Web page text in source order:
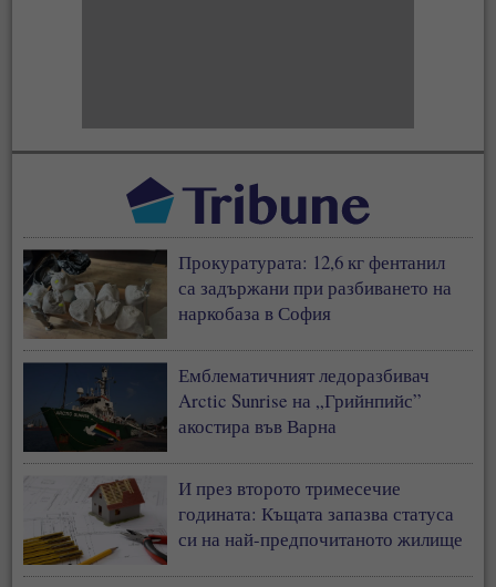
Прокуратурата: 12,6 кг фентанил
са задържани при разбиването на
наркобаза в София
Емблематичният ледоразбивач
Arctic Sunrise на „Грийнпийс”
акостира във Варна
И през второто тримесечие
годината: Къщата запазва статуса
си на най-предпочитаното жилище